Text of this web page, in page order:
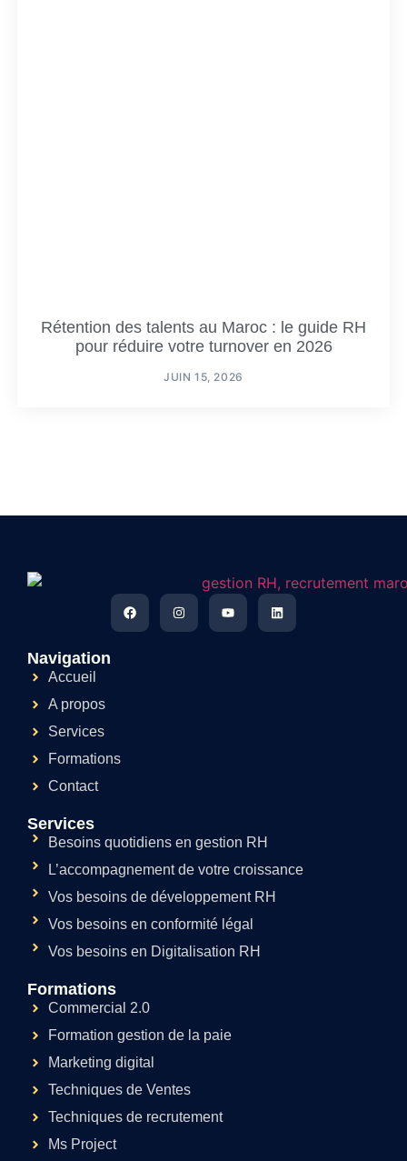
Rétention des talents au Maroc : le guide RH
pour réduire votre turnover en 2026
JUIN 15, 2026
Navigation
Accueil
A propos
Services
Formations
Contact
Services
Besoins quotidiens en gestion RH
L’accompagnement de votre croissance
Vos besoins de développement RH
Vos besoins en conformité légal
Vos besoins en Digitalisation RH
Formations
Commercial 2.0
Formation gestion de la paie
Marketing digital
Techniques de Ventes
Techniques de recrutement
Ms Project